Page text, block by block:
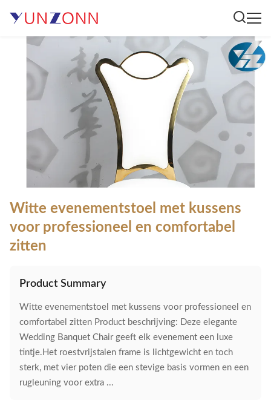
Witte evenementstoel met kussens
voor professioneel en comfortabel
zitten
Product Summary
Witte evenementstoel met kussens voor professioneel en
comfortabel zitten Product beschrijving: Deze elegante
Wedding Banquet Chair geeft elk evenement een luxe
tintje.Het roestvrijstalen frame is lichtgewicht en toch
sterk, met vier poten die een stevige basis vormen en een
rugleuning voor extra ...